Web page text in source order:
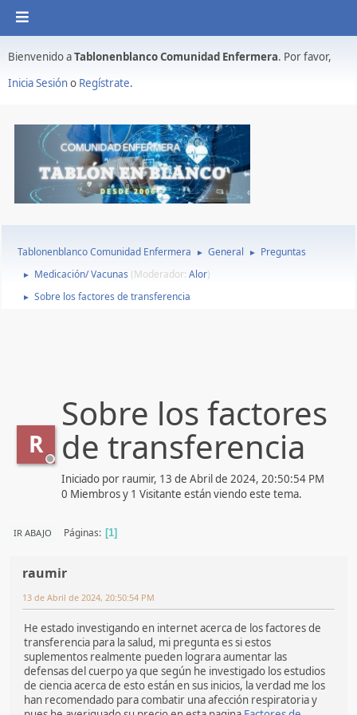
Bienvenido aTablonenblanco Comunidad Enfermera. Por favor,
Inicia Sesióno Regístrate.
Tablonenblanco Comunidad Enfermera ► General ► Preguntas
► Medicación/ Vacunas (Moderador: Alor)
► Sobre los factores de transferencia
R
Sobre los factores
de transferencia
Iniciado por raumir, 13 de Abril de 2024, 20:50:54 PM
0 Miembros y 1 Visitante están viendo este tema.
IR ABAJO Páginas 1
raumir
13 de Abril de 2024, 20:50:54 PM
He estado investigando en internet acerca de los factores de
transferencia para la salud, mi pregunta es si estos
suplementos realmente pueden lograra aumentar las
defensas del cuerpo ya que según he investigado los estudios
de ciencia acerca de esto están en sus inicios, la verdad me los
han recomendado para combatir una afección respiratoria y